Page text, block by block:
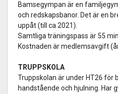
Bamsegympan är en
och redskapsbanor. Det är en
uppåt (till ca 2021).
Samtliga träningspass är 55
Kostnaden är medlemsavgift
TRUPPSKOLA
Truppskolan är under HT26 för
handstående och hjulning. Har